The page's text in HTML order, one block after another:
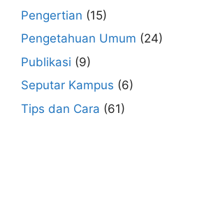
Pengertian (15)
Pengetahuan Umum (24)
Publikasi (9)
Seputar Kampus (6)
Tips dan Cara (61)